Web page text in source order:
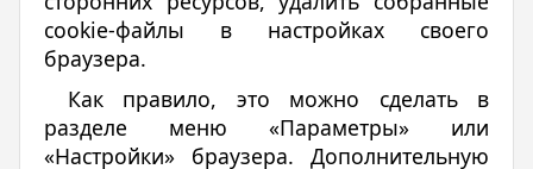
cookie-файлы в настройках своего
браузера.
Как правило, это можно сделать в
разделе меню «Параметры» или
«Настройки» браузера. Дополнительную